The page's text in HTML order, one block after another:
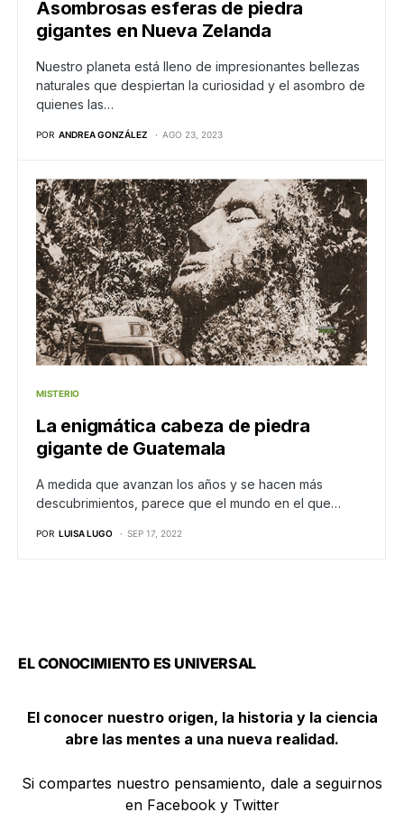
Asombrosas esferas de piedra
gigantes en Nueva Zelanda
Nuestro planeta está lleno de impresionantes bellezas
naturales que despiertan la curiosidad y el asombro de
quienes las…
POR ANDREA GONZÁLEZ AGO 23, 2023
MISTERIO
La enigmática cabeza de piedra
gigante de Guatemala
A medida que avanzan los años y se hacen más
descubrimientos, parece que el mundo en el que…
POR LUISA LUGO SEP 17, 2022
EL CONOCIMIENTO ES UNIVERSAL
El conocer nuestro origen, la historia y la ciencia
abre las mentes a una nueva realidad.
Si compartes nuestro pensamiento, dale a seguirnos
en Facebook y Twitter